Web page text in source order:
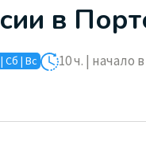
в
Сб | Вс 10 ч. | начало